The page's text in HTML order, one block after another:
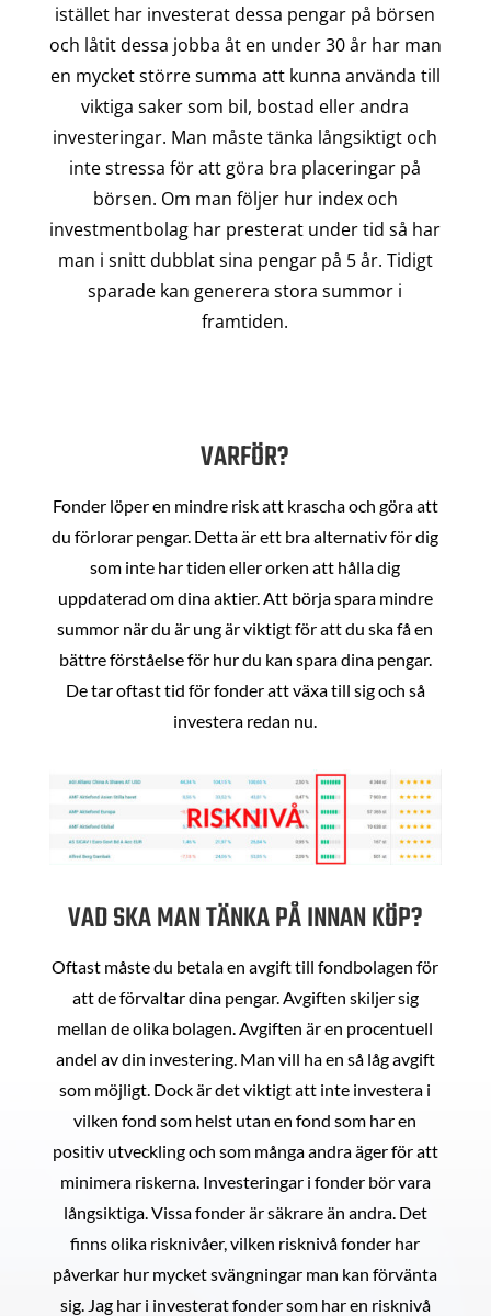
istället har investerat dessa pengar på börsen
och låtit dessa jobba åt en under 30 år har man
en mycket större summa att kunna använda till
viktiga saker som bil, bostad eller andra
investeringar. Man måste tänka långsiktigt och
inte stressa för att göra bra placeringar på
börsen. Om man följer hur index och
investmentbolag har presterat under tid så har
man i snitt dubblat sina pengar på 5 år. Tidigt
sparade kan generera stora summor i
framtiden.
VARFÖR?
Fonder löper en mindre risk att krascha och göra att
du förlorar pengar. Detta är ett bra alternativ för dig
som inte har tiden eller orken att hålla dig
uppdaterad om dina aktier. Att börja spara mindre
summor när du är ung är viktigt för att du ska få en
bättre förståelse för hur du kan spara dina pengar.
De tar oftast tid för fonder att växa till sig och så
investera redan nu.
VAD SKA MAN TÄNKA PÅ INNAN KÖP?
Oftast måste du betala en avgift till fondbolagen för
att de förvaltar dina pengar. Avgiften skiljer sig
mellan de olika bolagen. Avgiften är en procentuell
andel av din investering. Man vill ha en så låg avgift
som möjligt. Dock är det viktigt att inte investera i
vilken fond som helst utan en fond som har en
positiv utveckling och som många andra äger för att
minimera riskerna. Investeringar i fonder bör vara
långsiktiga. Vissa fonder är säkrare än andra. Det
finns olika risknivåer, vilken risknivå fonder har
påverkar hur mycket svängningar man kan förvänta
sig. Jag har i investerat fonder som har en risknivå